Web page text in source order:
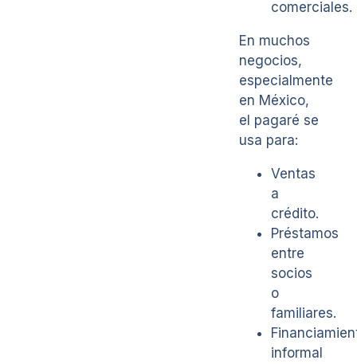
comerciales.
En muchos
negocios,
especialmente
en México,
el pagaré se
usa para:
Ventas
a
crédito.
Préstamos
entre
socios
o
familiares.
informal